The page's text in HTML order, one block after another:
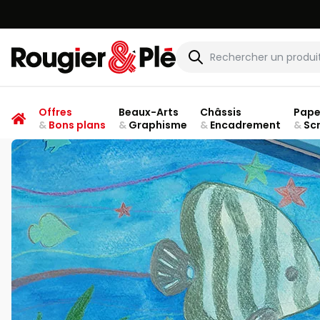
VOUS
Rougier & Plé
Offres
&Bons plans
Beaux-Arts
&Graphisme
Châssis
&Encadrement
&